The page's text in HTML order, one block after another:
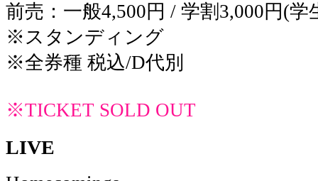
前売：一般4,500円 / 学割3,000円(学
※スタンディング
※全券種 税込/D代別
※TICKET SOLD OUT
LIVE